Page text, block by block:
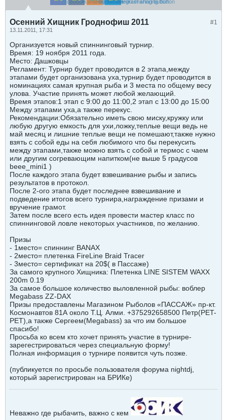
#1
Осенний Хищник Гроднофиш 2011
13.11.2011, 17:31
Организуется новый спиннинговый турнир.
Время: 19 ноября 2011 года.
Место: Дашковцы
Регламент: Турнир будет проводится в 2 этапа,между
этапами будет организована уха,турнир будет проводится в
номинациях самая крупная рыба и 3 места по общему весу
улова. Участие принять может любой желающий.
Время этапов:1 этап с 9:00 до 11:00,2 этап с 13:00 до 15:00
Между этапами уха,а также перекус.
Рекомендации:Обязательно иметь свою миску,кружку или
любую другую емкость для ухи,ложку,теплые вещи ведь не
май месяц и лишние теплые вещи не помешают,также нужно
взять с собой еды на себя любимого что бы перекусить
между этапами,также можно взять с собой и термос с чаем
или другим согревающим напитком(не выше 5 градусов
beee_mini1 )
После каждого этапа будет взвешивание рыбы и запись
результатов в протокол.
После 2-ого этапа будет последнее взвешивание и
подведение итогов всего турнира,награждение призами и
вручение грамот.
Затем после всего есть идея провести мастер класс по
спиннинговой ловле некоторых участников, по желанию.
Призы
- 1место= спиннинг BANAX
- 2место= плетенка FireLine Braid Tracer
- 3место= сертификат на 20$( в Пассаже)
За самого крупного Хищника: Плетенка LINE SISTEM WAXX
200m 0.19
За самое большое количество выловленной рыбы: воблер
Megabass ZZ-DAX
Призы предоставлены Магазином Рыболов «ПАССАЖ» пр-кт.
Космонавтов 81А около Т.Ц. Алми. +375292658500 Петр(PET-
PET),а также Сергеем(Megabass) за что им большое
спасибо!
Просьба ко всем кто хочет принять участие в турнире-
зарегестрироваться через специальную форму!
Полная информация о турнире появится чуть позже.
(публикуется по просьбе пользователя форума nightdj,
который зарегистрирован на БРИКе)
Неважно где рыбачить, важно с кем